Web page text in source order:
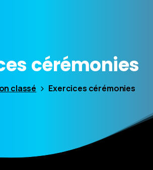
cérémonies
classé Exercices cérémonies